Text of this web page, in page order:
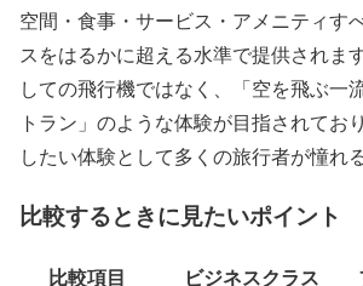
空間・食事・サービス・アメニティす
スをはるかに超える水準で提供されま
しての飛行機ではなく、「空を飛ぶ一
トラン」のような体験が目指されてお
したい体験として多くの旅行者が憧れ
比較するときに見たいポイント
比較項目 ビジネスクラス